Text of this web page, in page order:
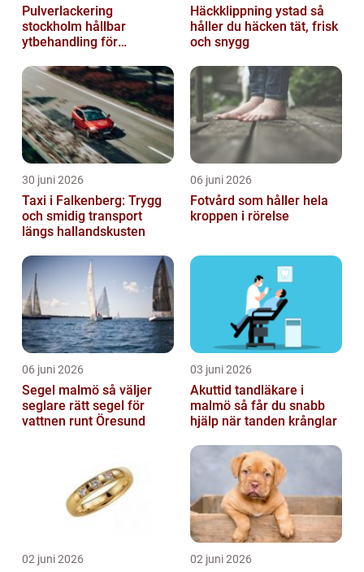
Pulverlackering
stockholm hållbar
ytbehandling för
Häckklippning ystad så
håller du häcken tät, frisk
och snygg
30 juni 2026
Taxi i Falkenberg: Trygg
och smidig transport
längs hallandskusten
06 juni 2026
Fotvård som håller hela
kroppen i rörelse
06 juni 2026
Segel malmö så väljer
seglare rätt segel för
vattnen runt Öresund
03 juni 2026
Akuttid tandläkare i
malmö så får du snabb
hjälp när tanden krånglar
02 juni 2026 02 juni 2026